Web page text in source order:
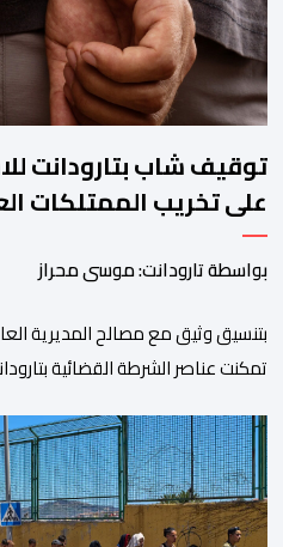
توقيف شاب بتارودانت
على تخريب الممتلكات
بواسطة تارودانت: موسى محراز
بتنسيق وثيق مع مصالح المديرية
تمكنت عناصر الشرطة القضائية
ممتلكات الدولة، وذلك على خلفية
“.وبحسب المعطيات المتوفرة، جاء